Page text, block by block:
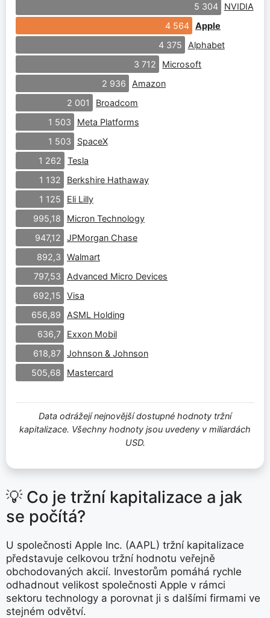
5 304
NVIDIA
4 564 Apple
4 375
Alphabet
3 712
Microsoft
2 936
Amazon
2 001
Broadcom
1 503
Meta Platforms
1 503
SpaceX
1 262
Tesla
1 132
Berkshire Hathaway
1 125
Eli Lilly
995,18
Micron Technology
947,12
JPMorgan Chase
892,3
Walmart
797,53
Advanced Micro Devices
692,15
Visa
656,89
ASML Holding
636,7
Exxon Mobil
618,87 Johnson & Johnson
505,68
Mastercard
Data odrážejí nejnovější dostupné hodnoty tržní
kapitalizace. Všechny hodnoty jsou uvedeny v miliardách
USD.
💡 Co je tržní kapitalizace a jak
se počítá?
U společnosti Apple Inc. (AAPL) tržní kapitalizace
představuje celkovou tržní hodnotu veřejně
obchodovaných akcií. Investorům pomáhá rychle
odhadnout velikost společnosti Apple v rámci
sektoru technology a porovnat ji s dalšími firmami ve
stejném odvětví.